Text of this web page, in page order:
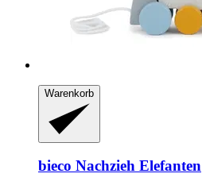
Warenkorb
bieco Nachzieh Elefanten